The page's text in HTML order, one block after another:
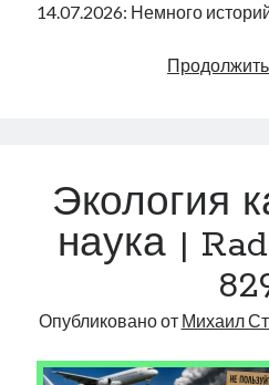
14.07.2026: Немного
Экология
наука |
Опубликовано от Михаил